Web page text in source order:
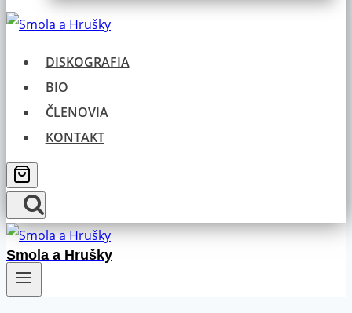
DISKOGRAFIA
BIO
ČLENOVIA
KONTAKT
Smola a Hrušky